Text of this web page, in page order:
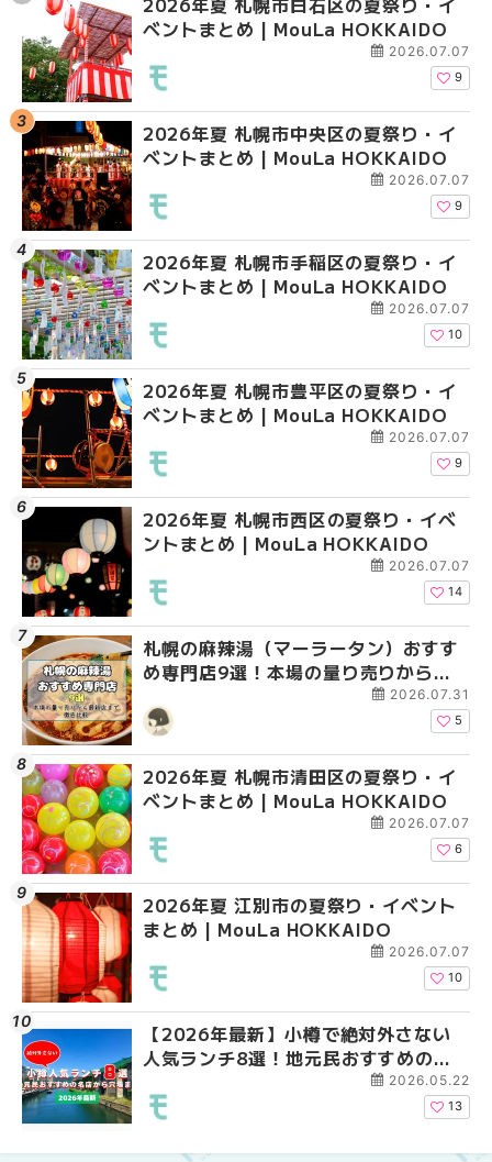
ベントまとめ | MouLa HOKKAIDO
2026.07.07
9
2026年夏 札幌市中央区の夏祭り・イ
ベントまとめ | MouLa HOKKAIDO
2026.07.07
9
2026年夏 札幌市手稲区の夏祭り・イ
ベントまとめ | MouLa HOKKAIDO
2026.07.07
10
2026年夏 札幌市豊平区の夏祭り・イ
ベントまとめ | MouLa HOKKAIDO
2026.07.07
9
2026年夏 札幌市西区の夏祭り・イベ
ントまとめ | MouLa HOKKAIDO
2026.07.07
14
札幌の麻辣湯（マーラータン）おすす
め専門店9選！本場の量り売りから最
新店まで徹底比較 | MouLa
HOKKAIDO
2026.07.31
5
2026年夏 札幌市清田区の夏祭り・イ
ベントまとめ | MouLa HOKKAIDO
2026.07.07
6
2026年夏 江別市の夏祭り・イベント
まとめ | MouLa HOKKAIDO
2026.07.07
10
【2026年最新】小樽で絶対外さない
人気ランチ8選！地元民おすすめの名
店から穴場まで | MouLa HOKKAIDO
2026.05.22
13
ベントまとめ |
2026年夏 札幌市豊平
ベントまとめ |
2026年夏 札幌市西区
ントまとめ | MouLa
2026年夏 札幌市清田
ベントまとめ |
2026年夏 札幌市中央
ベントまとめ |
2026年夏 札幌市北区
ントまとめ | MouLa
2026年夏 札幌市手稲
ベントまとめ |
札幌の麻辣湯（マーラ
め専門店9選！本場の
新店まで徹底比較 |
2026年夏 札幌市南区
ントまとめ | MouLa
ントまとめ | MouLa
2026年夏 札幌市白石
ベントまとめ |
2026年夏 札幌市西区
ントまとめ | MouLa
2026年夏 札幌市手稲
ベントまとめ |
2026年夏 札幌市清田
ベントまとめ |
2026年夏 札幌市豊平
ベントまとめ |
2026年夏 札幌市南区
ントまとめ | MouLa
2026年夏 札幌市東区
ントまとめ | MouLa
2026年夏 恵庭市・千
イベントまとめ |